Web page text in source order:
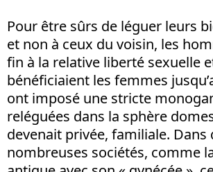
Pour être sûrs de léguer leurs
et non à ceux du voisin, les
fin à la relative liberté sexuelle
bénéficiaient les femmes
ont imposé une stricte
reléguées dans la sphère
devenait privée, familiale. Dans
nombreuses sociétés, comme